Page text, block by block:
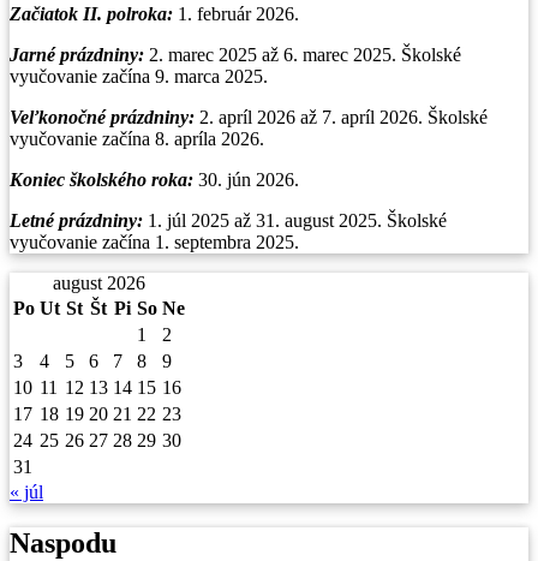
Začiatok II. polroka: 1. február 2026.
Jarné prázdniny: 2. marec 2025 až 6. marec 2025. Školské
vyučovanie začína 9. marca 2025.
Veľkonočné prázdniny: 2. apríl 2026 až 7. apríl 2026. Školské
vyučovanie začína 8. apríla 2026.
Koniec školského roka: 30. jún 2026.
Letné prázdniny: 1. júl 2025 až 31. august 2025. Školské
vyučovanie začína 1. septembra 2025.
august 2026
Po Ut St Št Pi So Ne
1
2
3
4 5 6 7 8
9
10 11 12 13 14 15 16
17 18 19 20 21 22 23
24 25 26 27 28 29 30
31
« júl
Naspodu